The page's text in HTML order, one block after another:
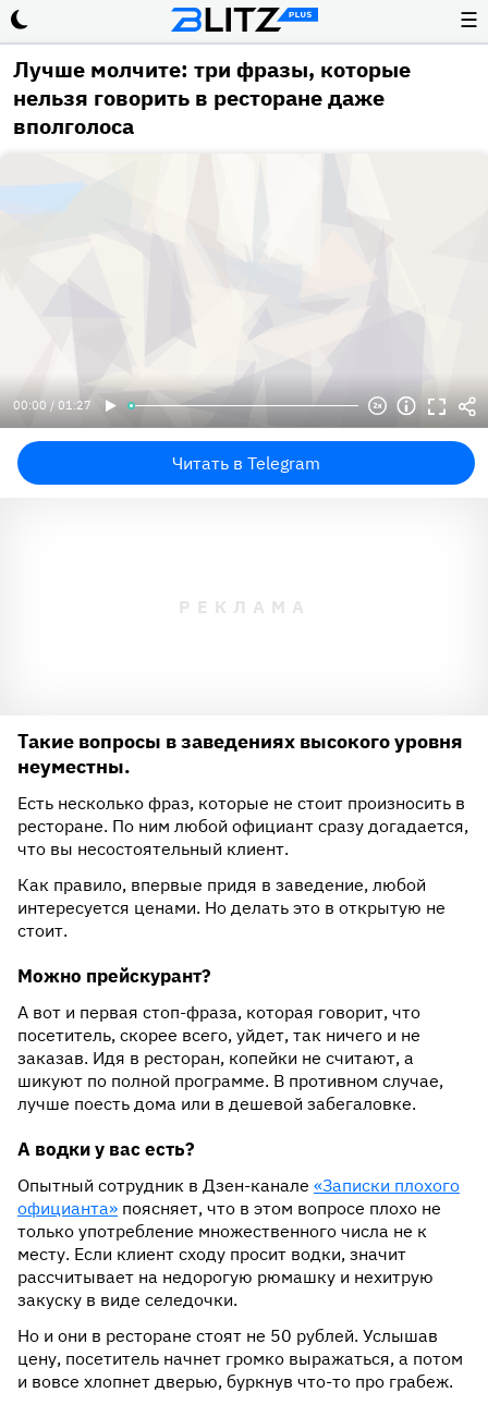
☰
Лучше молчите: три фразы, которые
нельзя говорить в ресторане даже
вполголоса
00:00 / 01:27
Читать в Telegram
Такие вопросы в заведениях высокого уровня
неуместны.
Есть несколько фраз, которые не стоит произносить в
ресторане. По ним любой официант сразу догадается,
что вы несостоятельный клиент.
Как правило, впервые придя в заведение, любой
интересуется ценами. Но делать это в открытую не
стоит.
Можно прейскурант?
А вот и первая стоп-фраза, которая говорит, что
посетитель, скорее всего, уйдет, так ничего и не
заказав. Идя в ресторан, копейки не считают, а
шикуют по полной программе. В противном случае,
лучше поесть дома или в дешевой забегаловке.
А водки у вас есть?
Опытный сотрудник в Дзен-канале «Записки плохого
официанта» поясняет, что в этом вопросе плохо не
только употребление множественного числа не к
месту. Если клиент сходу просит водки, значит
рассчитывает на недорогую рюмашку и нехитрую
закуску в виде селедочки.
Но и они в ресторане стоят не 50 рублей. Услышав
цену, посетитель начнет громко выражаться, а потом
и вовсе хлопнет дверью, буркнув что-то про грабеж.